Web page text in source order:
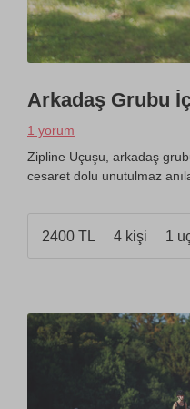
Arkadaş Grubu
1 yorum
Zipline Uçuşu, arkadaş
cesaret dolu unutulmaz
2400 TL 4 kişi 1